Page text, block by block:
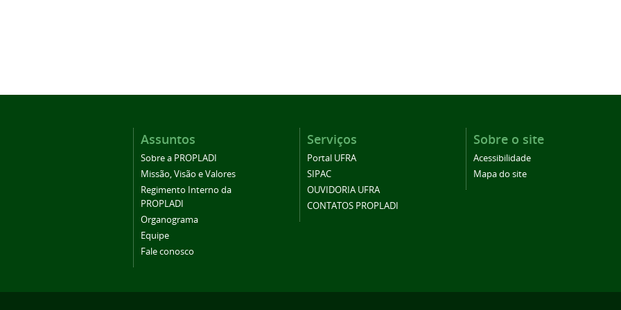
Assuntos
Sobre a PROPLADI
Missão, Visão e Valores
Regimento Interno da
PROPLADI
Organograma
Equipe
Fale conosco
Serviços
Portal UFRA
SIPAC
OUVIDORIA UFRA
CONTATOS PROPLADI
Sobre o site
Acessibilidade
Mapa do site